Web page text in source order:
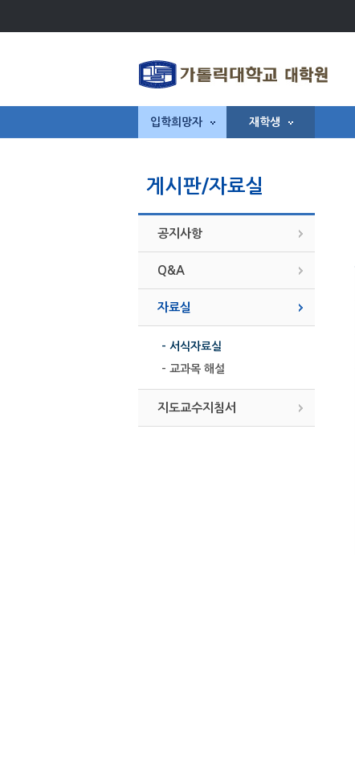
입학희망자 재학생
게시판/자료실
공지사항
Q&A
자료실
- 서식자료실
- 교과목 해설
지도교수지침서